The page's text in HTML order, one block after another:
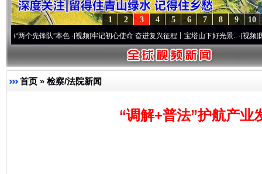
10
9
8
7
6
5
4
3
2
1
队”本色·[视频]牢记初心使命 奋进复兴征程丨宝塔山下好光景..·[视频]因党而生 为
首页 » 检察/法院新闻
“调解+普法”护航产业